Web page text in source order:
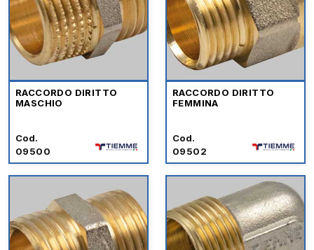
RACCORDO DIRITTO
MASCHIO
Cod.
09500
RACCORDO DIRITTO
FEMMINA
Cod.
09502